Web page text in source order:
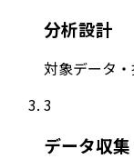
分析設計
対象データ・
3
データ収